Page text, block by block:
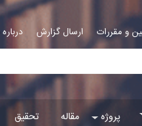
و مقررات ارسال گزارش
پروژه مقاله تحقیق